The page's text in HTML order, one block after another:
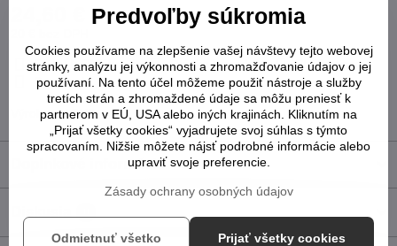
Pridať k Obľúbeným Otázka k produktu
Strážny pes
Doručenia
Výrobca:ASUS
Doplnkové informácie
Predvoľby súkromia
Cookies používame na zlepšenie vašej návštevy tejto webovej
stránky, analýzu jej výkonnosti a zhromažďovanie údajov o jej
používaní. Na tento účel môžeme použiť nástroje a služby
tretích strán a zhromaždené údaje sa môžu preniesť k
partnerom v EÚ, USA alebo iných krajinách. Kliknutím na
„Prijať všetky cookies“ vyjadrujete svoj súhlas s týmto
spracovaním. Nižšie môžete nájsť podrobné informácie alebo
upraviť svoje preferencie.
Zásady ochrany osobných údajov
Prijať všetky cookies
Odmietnuť všetko